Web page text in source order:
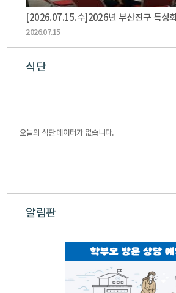
2026.07.15
식단
오늘의 식단 데이터가 없습니다.
알림판